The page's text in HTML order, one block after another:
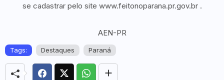
se cadastrar pelo site www.feitonoparana.pr.gov.br .
AEN-PR
Tags: Destaques Paraná